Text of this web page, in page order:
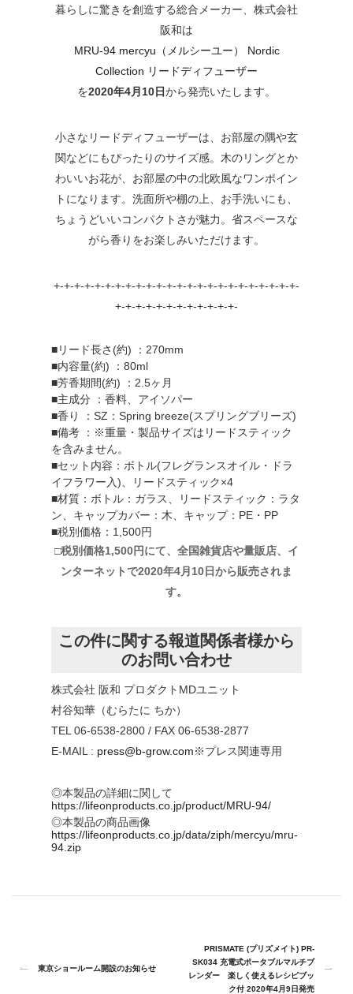
暮らしに驚きを創造する総合メーカー、株式会社
阪和は
MRU-94 mercyu（メルシーユー） Nordic
Collection リードディフューザー
を2020年4月10日から発売いたします。
小さなリードディフューザーは、お部屋の隅や玄
関などにもぴったりのサイズ感。木のリングとか
わいいお花が、お部屋の中の北欧風なワンポイン
トになります。洗面所や棚の上、お手洗いにも、
ちょうどいいコンパクトさが魅力。省スペースな
がら香りをお楽しみいただけます。
+-+-+-+-+-+-+-+-+-+-+-+-+-+-+-+-+-+-+-+-+-+-+-+-
+-+-+-+-+-+-+-+-+-+-+-+-
■リード長さ(約) ：270mm
■内容量(約) ：80ml
■芳香期間(約) ：2.5ヶ月
■主成分 ：香料、アイソパー
■香り ：SZ：Spring breeze(スプリングブリーズ)
■備考 ：※重量・製品サイズはリードスティック
を含みません。
■セット内容：ボトル(フレグランスオイル・ドラ
イフラワー入)、リードスティック×4
■材質：ボトル：ガラス、リードスティック：ラタ
ン、キャップカバー：木、キャップ：PE・PP
■税別価格：1,500円
□税別価格1,500円にて、全国雑貨店や量販店、イ
ンターネットで2020年4月10日から販売されま
す。
この件に関する報道関係者様から
のお問い合わせ
株式会社 阪和 プロダクトMDユニット
村谷知華（むらたに ちか）
TEL 06-6538-2800 / FAX 06-6538-2877
E-MAIL : press@b-grow.com※プレス関連専用
◎本製品の詳細に関して
https://lifeonproducts.co.jp/product/MRU-94/
◎本製品の商品画像
https://lifeonproducts.co.jp/data/ziph/mercyu/mru-
94.zip
東京ショールーム開設のお知らせ
PRISMATE (プリズメイト) PR-
SK034 充電式ポータブルマルチブ
レンダー 楽しく使えるレシピブッ
ク付 2020年4月9日発売